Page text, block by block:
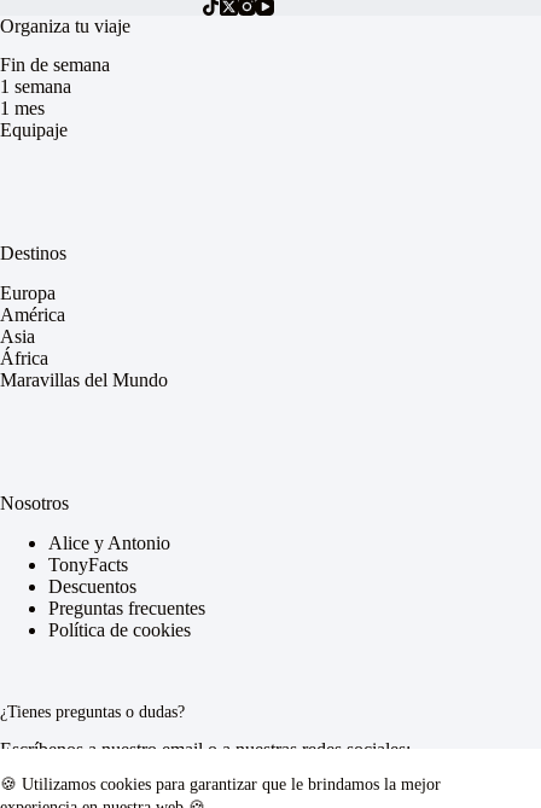
🍪 Utilizamos cookies para garantizar que le brindamos la mejor
Organiza tu viaje
Fin de semana
1 semana
1 mes
Equipaje
Destinos
Europa
América
Asia
África
Maravillas del Mundo
Nosotros
Alice y Antonio
TonyFacts
Descuentos
Preguntas frecuentes
Política de cookies
¿Tienes preguntas o dudas?
Escríbenos a nuestro email o a nuestras redes sociales:
Correo electrónico: